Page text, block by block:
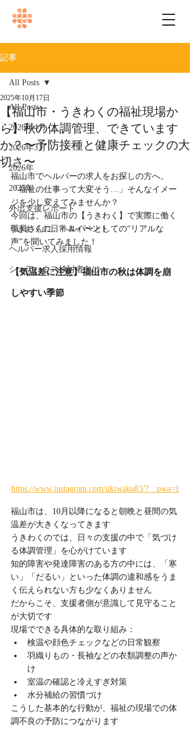
記事
All Posts
2026年4月
2026年3月
2026年
2025年
外出支援レポート
うきわくの日常＆イベント
ヘルパー求人採用情報
シェアハウス検討者向け
All Posts
【福山市・うきわくの福祉現場か
ら】秋の体調管理、できています
か？〜予防接種と健康チェックの大
切さ〜
2025年10月17日
福山市でヘルパーの求人をお探しの方へ。
「福祉の仕事って大変そう…」そんなイメー
ジを少し変えてみませんか？
今回は、福山市の【うきわく】で実際に働く
職員さんに、ヘルパーとしての“リアルな
声”を聞いてみました！
【気温差に注意】福山市の秋は体調を崩
しやすい季節
https://www.instagram.com/ukiwaku83/?__pwa=1
福山市は、10月以降になると朝晩と昼間の気
温差が大きくなってきます
うきわくのでは、日々の支援の中で「気づけ
る体調管理」を心がけています
知的障害や発達障害のある方の中には、「寒
い」「だるい」といった体調の違和感をうま
く伝えられない方も少なくありません
だからこそ、支援者側が意識して見守ること
が大切です
現場でできる具体的な取り組み：
検温や顔色チェックなどの日常観察
羽織りもの・長袖などの衣類調整の声か
け
室温の確認と冷えすぎ対策
水分補給の習慣づけ
こうした基本的な行動が、福祉の現場での体
調不良の予防につながります